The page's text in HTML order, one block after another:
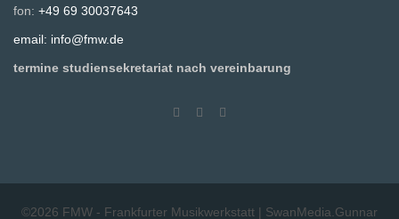
fon: +49 69 30037643
email: info@fmw.de
termine studiensekretariat nach vereinbarung
©2026 FMW - Frankfurter Musikwerkstatt | SwanMedia.Gunnar